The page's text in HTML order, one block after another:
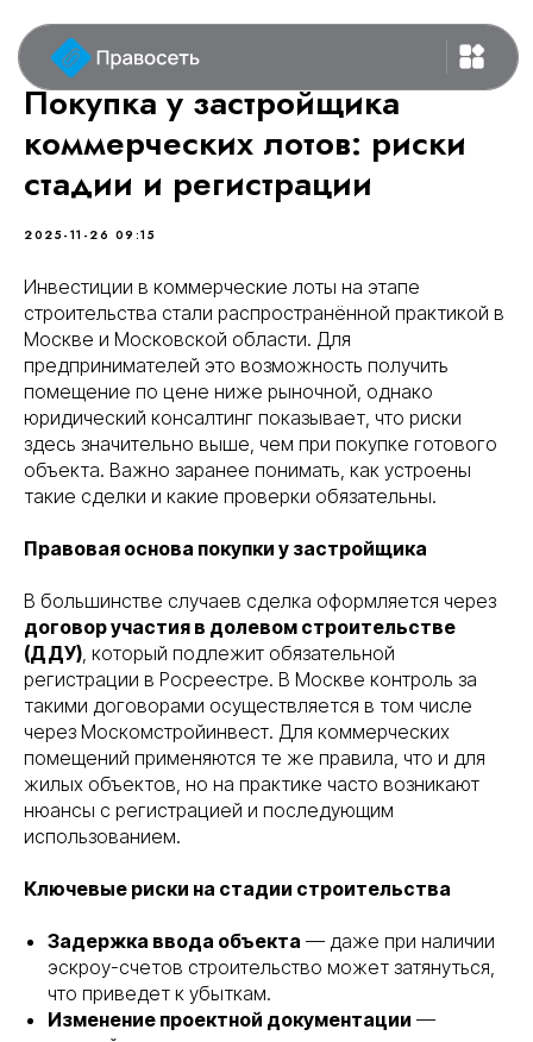
Покупка у застройщика
коммерческих лотов: риски
стадии и регистрации
2025-11-26 09:15
Инвестиции в коммерческие лоты на этапе
строительства стали распространённой практикой в
Москве и Московской области. Для
предпринимателей это возможность получить
помещение по цене ниже рыночной, однако
юридический консалтинг показывает, что риски
здесь значительно выше, чем при покупке готового
объекта. Важно заранее понимать, как устроены
такие сделки и какие проверки обязательны.
Правовая основа покупки у застройщика
В большинстве случаев сделка оформляется через
договор участия в долевом строительстве
(ДДУ), который подлежит обязательной
регистрации в Росреестре. В Москве контроль за
такими договорами осуществляется в том числе
через Москомстройинвест. Для коммерческих
помещений применяются те же правила, что и для
жилых объектов, но на практике часто возникают
нюансы с регистрацией и последующим
использованием.
Ключевые риски на стадии строительства
Задержка ввода объекта — даже при наличии
эскроу-счетов строительство может затянуться,
что приведет к убыткам.
Изменение проектной документации —